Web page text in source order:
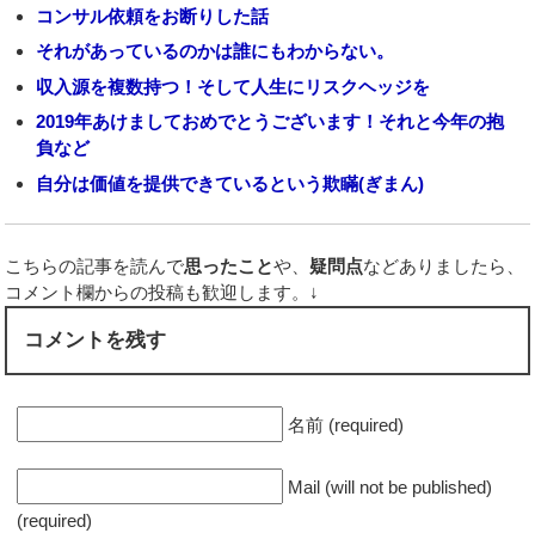
コンサル依頼をお断りした話
それがあっているのかは誰にもわからない。
収入源を複数持つ！そして人生にリスクヘッジを
2019年あけましておめでとうございます！それと今年の抱
負など
自分は価値を提供できているという欺瞞(ぎまん)
こちらの記事を読んで思ったことや、疑問点などありましたら、
コメント欄からの投稿も歓迎します。↓
コメントを残す
名前 (required)
Mail (will not be published)
(required)